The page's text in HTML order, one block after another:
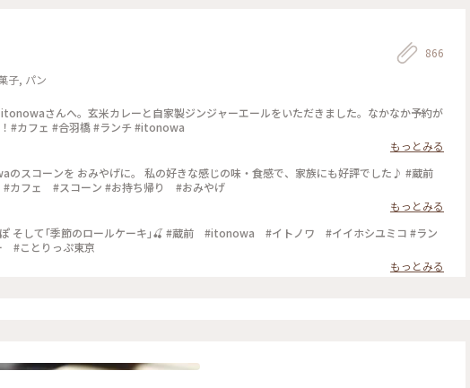
子, パン
866
さんへ。玄米カレーと自家製ジンジャーエールをいただきました。なかなか予約が
#カフェ #合羽橋 #ランチ #itonowa
もっとみる
のスコーンを おみやげに。 私の好きな感じの味・食感で、家族にも好評でした♪ #蔵前
フェ #スコーン #お持ち帰り #おみやげ
もっとみる
#ラン
ことりっぷ東京
もっとみる